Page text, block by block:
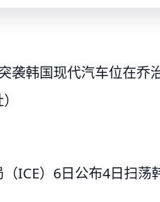
袭韩国现代汽车位在
ICE）6日公布4日扫